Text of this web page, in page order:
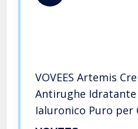
VOVEES Artemis
Antirughe Idratante
Ialuronico Puro per